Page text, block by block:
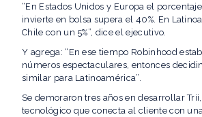
“En Estados Unidos y Europa el
invierte en bolsa supera el 40%. En
Chile con un 5%”, dice el ejecutivo.
Y agrega: “En ese tiempo Robinhood
números espectaculares, entonces
similar para Latinoamérica”.
Se demoraron tres años en desarrollar
tecnológico que conecta al cliente con